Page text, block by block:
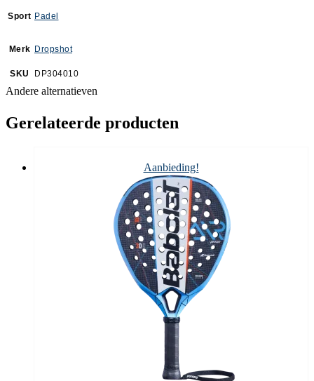
Sport Padel
Merk Dropshot
SKU DP304010
Andere alternatieven
Gerelateerde producten
Aanbieding!